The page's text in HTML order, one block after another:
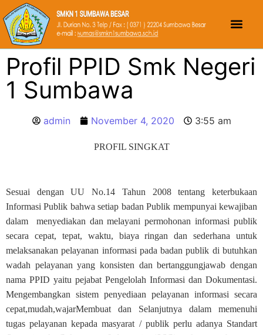
Profil PPID Smk Negeri
1 Sumbawa
admin November 4, 2020 3:55 am
PROFIL SINGKAT
Sesuai dengan UU No.14 Tahun 2008 tentang keterbukaan
Informasi Publik bahwa setiap badan Publik mempunyai kewajiban
dalam menyediakan dan melayani permohonan informasi publik
secara cepat, tepat, waktu, biaya ringan dan sederhana untuk
melaksanakan pelayanan informasi pada badan publik di butuhkan
wadah pelayanan yang konsisten dan bertanggungjawab dengan
nama PPID yaitu pejabat Pengelolah Informasi dan Dokumentasi.
Mengembangkan sistem penyediaan pelayanan informasi secara
cepat,mudah,wajarMembuat dan Selanjutnya dalam memenuhi
tugas pelayanan kepada masyarat / publik perlu adanya Standart